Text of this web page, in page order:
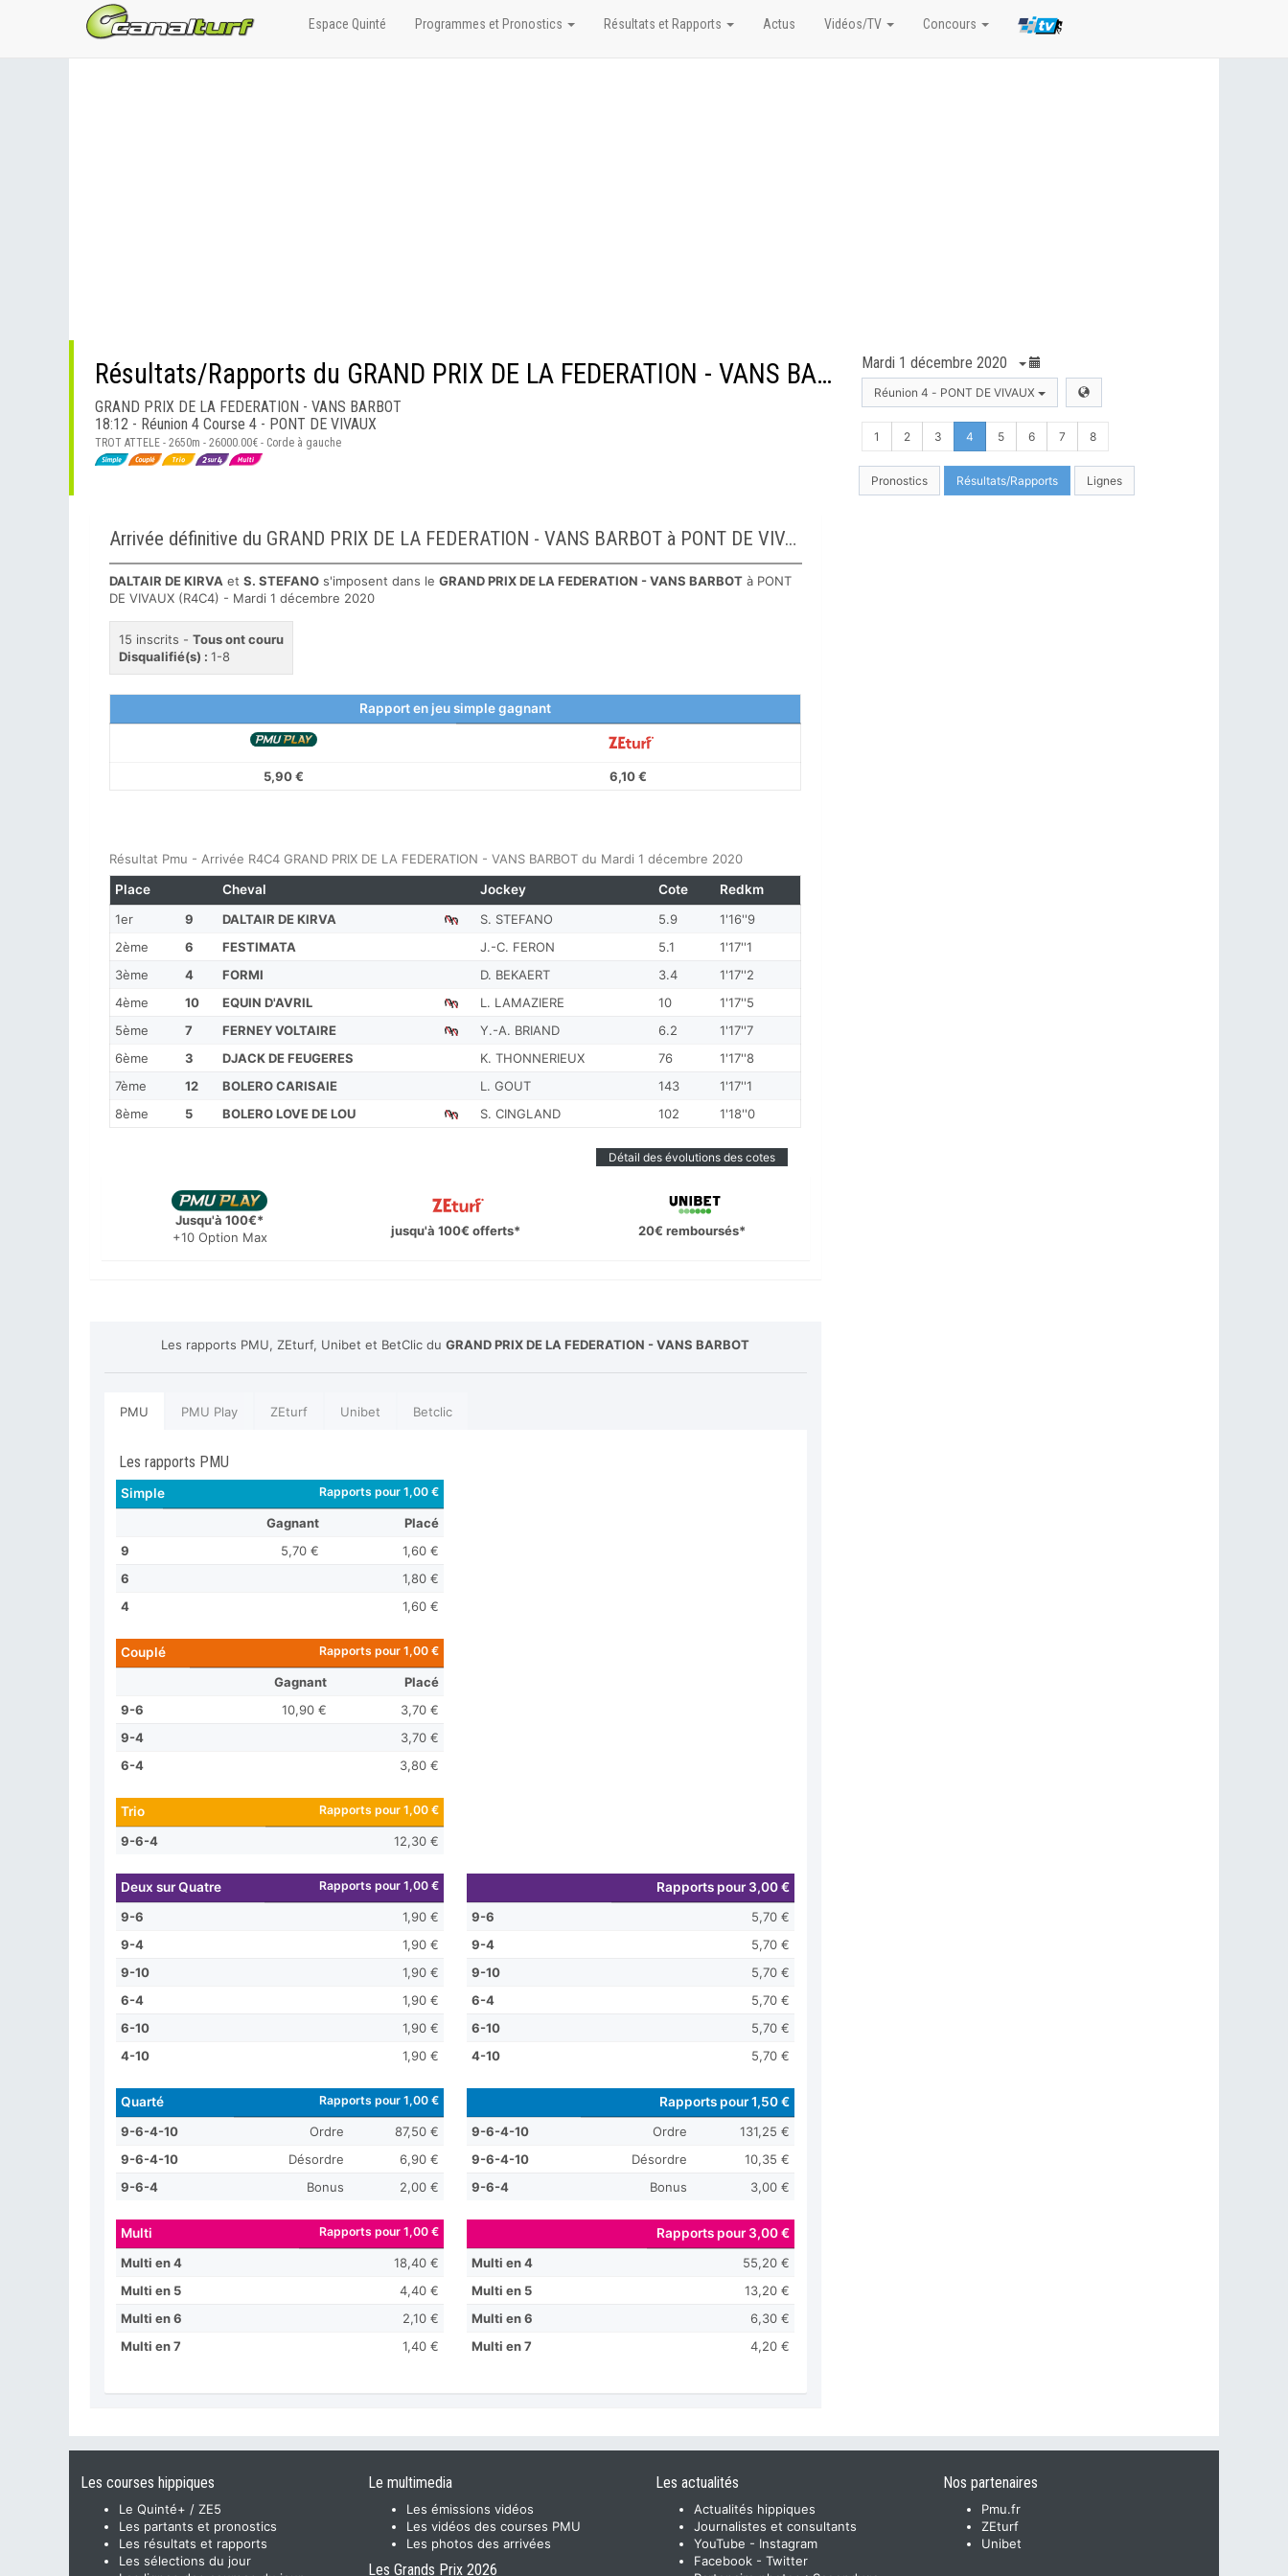
Résultats/Rapports du GRAND PRIX DE LA FEDERATION - VANS BARBOT
GRAND PRIX DE LA FEDERATION - VANS BARBOT
18:12 - Réunion 4 Course 4 - PONT DE VIVAUX
TROT ATTELE - 2650m - 26000.00€ - Corde à gauche
Mardi 1 décembre 2020
Réunion 4 - PONT DE VIVAUX
1 2 3 4 5 6 7 8
Pronostics Résultats/Rapports Lignes
Arrivée définitive du GRAND PRIX DE LA FEDERATION - VANS BARBOT à PONT DE VIVAUX
DALTAIR DE KIRVA et S. STEFANO s'imposent dans le GRAND PRIX DE LA FEDERATION - VANS BARBOT à PONT
DE VIVAUX (R4C4) - Mardi 1 décembre 2020
15 inscrits - Tous ont couru
Disqualifié(s) : 1-8
Rapport en jeu simple gagnant
5,90 € 6,10 €
Résultat Pmu - Arrivée R4C4 GRAND PRIX DE LA FEDERATION - VANS BARBOT du Mardi 1 décembre 2020
1er 9 DALTAIR DE KIRVA S. STEFANO 5.9
1'16''9
2ème
6 FESTIMATA J.-C. FERON 5.1
1'17''1
3ème
4 FORMI D. BEKAERT 3.4
1'17''2
4ème
10 EQUIN D'AVRIL L. LAMAZIERE 10
1'17''5
5ème
7 FERNEY VOLTAIRE Y.-A. BRIAND 6.2
1'17''7
6ème
3 DJACK DE FEUGERES K. THONNERIEUX 76
1'17''8
7ème
12 BOLERO CARISAIE L. GOUT 143
1'17''1
8ème
5 BOLERO LOVE DE LOU S. CINGLAND 102 1'18''0
Place Cheval Jockey Cote Redkm
Détail des évolutions des cotes
Jusqu'à 100€*
+10 Option Max
jusqu'à 100€ offerts* 20€ remboursés*
Les rapports PMU, ZEturf, Unibet et BetClic duGRAND PRIX DE LA FEDERATION - VANS BARBOT
PMU PMU Play ZEturf Unibet Betclic
Les rapports PMU
Simple Rapports pour 1,00 €
Gagnant
Placé
9
5,70 €
1,60 €
6
1,80 €
4
1,60 €
Couplé Rapports pour 1,00 €
Gagnant
Placé
9-6
10,90 €
3,70 €
9-4
3,70 €
6-4
3,80 €
Trio Rapports pour 1,00 €
9-6-4 12,30 €
Deux sur Quatre Rapports pour 1,00 €
9-6
1,90 €
9-4
1,90 €
9-10
1,90 €
6-4
1,90 €
6-10
1,90 €
4-10
1,90 €
Rapports pour 3,00 €
9-6
5,70 €
9-4
5,70 €
9-10
5,70 €
6-4
5,70 €
6-10
5,70 €
4-10
5,70 €
Quarté Rapports pour 1,00 €
9-6-4-10 Ordre
87,50 €
9-6-4-10
Désordre
6,90 €
9-6-4
Bonus 2,00 €
Rapports pour 1,50 €
9-6-4-10
Ordre
131,25 €
9-6-4-10
Désordre
10,35 €
9-6-4
Bonus 3,00 €
Multi Rapports pour 1,00 €
Multi en 4
18,40 €
Multi en 5
4,40 €
Multi en 6
2,10 €
Multi en 7
1,40 €
Rapports pour 3,00 €
Multi en 4
55,20 €
Multi en 5
13,20 €
Multi en 6
6,30 €
Multi en 7
4,20 €
Espace Quinté Programmes et Pronostics Résultats et Rapports Actus Vidéos/TV Concours
Les courses hippiques
Le Quinté+ / ZE5
Les partants et pronostics
Les résultats et rapports
Les sélections du jour
Le multimedia
Les émissions vidéos
Les vidéos des courses PMU
Les photos des arrivées
Les Grands Prix 2026
Les actualités
Actualités hippiques
Journalistes et consultants
YouTube - Instagram
Facebook - Twitter
Nos partenaires
Pmu.fr
ZEturf
Unibet